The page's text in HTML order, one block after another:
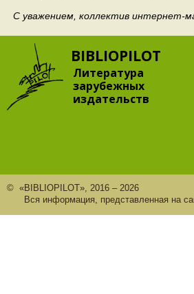
С уважением, коллектив интернет-
BIBLIOPILOT
Литература
зарубежных
издательств
© «BIBLIOPILOT», 2016 – 2026
Вся информация, представленная на